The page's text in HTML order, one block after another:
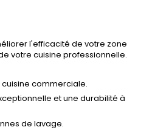
l'efficacité de votre zone
votre cuisine professionnelle.
commerciale.
et une durabilité à
de lavage.